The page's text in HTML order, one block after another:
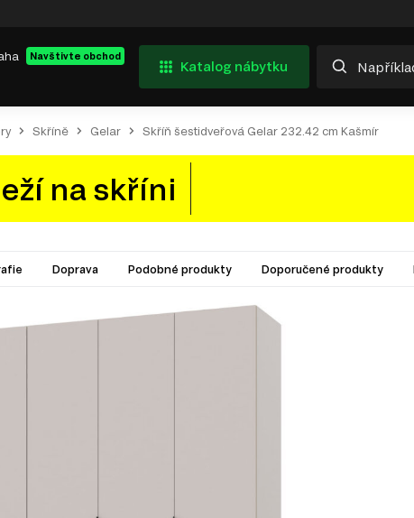
Navštivte obchod
Katalog nábytku
Skříně Gelar Skříň šestidveřová Gelar 232.42 cm Kašmír
na skříni
Doprava Podobné produkty Doporučené produkty